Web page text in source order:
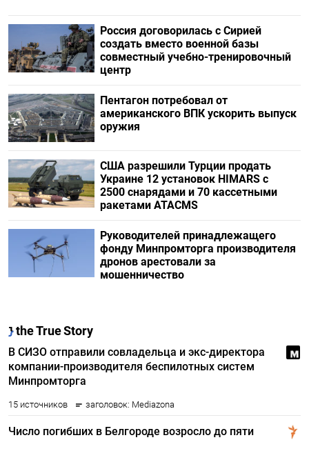
Россия договорилась с Сирией
создать вместо военной базы
совместный учебно-тренировочный
центр
Пентагон потребовал от
американского ВПК ускорить выпуск
оружия
США разрешили Турции продать
Украине 12 установок HIMARS с
2500 снарядами и 70 кассетными
ракетами ATACMS
Руководителей принадлежащего
фонду Минпромторга производителя
дронов арестовали за
мошенничество